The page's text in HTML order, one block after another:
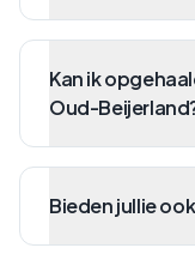
Kan ik
Oud-
Bieden jullie